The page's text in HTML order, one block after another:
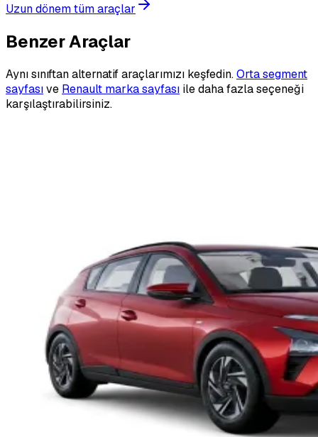
Uzun dönem tüm araçlar
Benzer Araçlar
Aynı sınıftan alternatif araçlarımızı keşfedin.Orta segment
sayfasıve Renault marka sayfası ile daha fazla seçeneği
karşılaştırabilirsiniz.